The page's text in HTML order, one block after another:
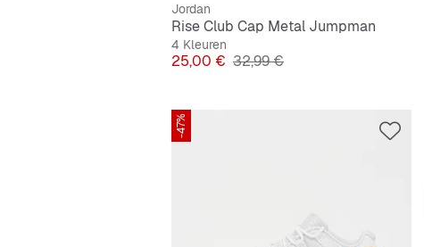
Jordan
Rise Club Cap Metal Jumpman
4 Kleuren
Prijs
25,00 € Originele Prijs
32,99 €
-47%